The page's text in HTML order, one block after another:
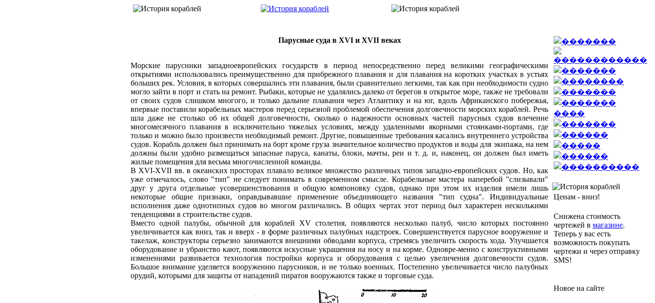
Парусные суда в XVI и XVII веках
Морские парусники западноевропейских государств в период непосредственно перед великими географическими
открытиями использовались преимущественно для прибрежного плавания и для плавания на коротких участках в устьях
больших рек. Условия, в которых совершались эти плавания, были сравнительно легкими, так как при необходимости судно
могло зайти в порт и стать на ремонт. Рыбаки, которые не удалялись далеко от берегов в открытое море, также не требовали
от своих судов слишком многого, и только дальние плавания через Атлантику и на юг, вдоль Африканского побережья,
впервые поставили корабельных мастеров перед серьезной проблемой обеспечения долговечности морских кораблей. Речь
шла даже не столько об их общей долговечности, сколько о надежности основных частей парусных судов влечение
многомесячного плавания в исключительно тяжелых условиях, между удаленными якорными стоянками-портами, где
только и можно было произвести необходимый ремонт. Другие, повышенные требования касались внутреннего устройства
судов. Корабль должен был принимать на борт кроме груза значительное количество продуктов и воды для экипажа, на нем
должны были удобно размещаться запасные паруса, канаты, блоки, мачты, реи и т. д. и, наконец, он должен был иметь
жилые помещения для весьма многочисленной команды.
В XVI-XVII вв. в океанских просторах плавало великое множество различных типов западно-европейских судов. Но, как
уже отмечалось, слово "тип" не следует понимать в современном смысле. Корабельные мастера наперебой "слизывали"
друг у друга отдельные усовершенствования и общую компоновку судов, однако при этом их изделия имели лишь
некоторые общие признаки, оправдывавшие применение объединяющего названия "тип судна". Индивидуальные
исполнения даже однотипных судов во многом различались. В общих чертах этот период был характерен несколькими
тенденциями в строительстве судов.
Вместо одной палубы, обычной для кораблей XV столетия, появляются несколько палуб, число которых постоянно
увеличивается как вниз, так и вверх - в форме различных палубных надстроек. Совершенствуется парусное вооружение и
такелаж, конструкторы серьезно занимаются внешними обводами корпуса, стремясь увеличить скорость хода. Улучшается
оборудование и убранство кают, появляются искусные украшения на носу и на корме. Одновре-менно с конструктивными
изменениями развивается технология постройки корпуса и оборудования с целью увеличения долговечности судов.
Большое внимание уделяется вооружению парусников, и не только военных. Постепенно увеличивается число палубных
орудий, которыми для защиты от нападений пиратов вооружаются также и торговые суда.
Ценам - вниз!
Снижена стоимость
чертежей в магазине.
Теперь у вас есть
возможность покупать
чертежи и через отправку
SMS!
Новое на сайте